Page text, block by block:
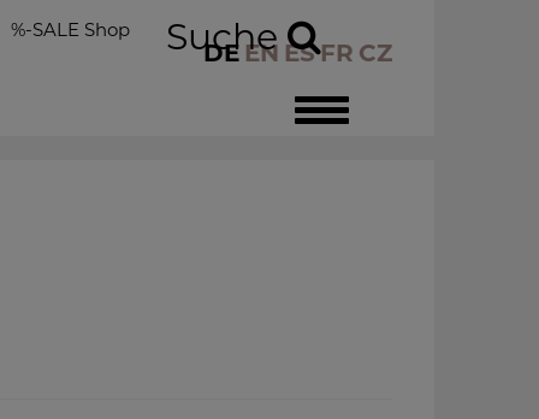
Toggle
navigation
DE EN ESFR CZ
%-SALE Shop Suche